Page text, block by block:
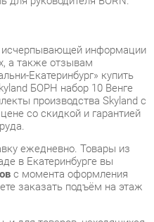
а также отзывам
Екатеринбург» купить
БОРН набор 10 Венге
производства Skyland с
со скидкой и гарантией
ежедневно. Товары из
в Екатеринбурге вы
с момента оформления
заказать подъём на этаж
для товаров, находящихся
индивидуально.
доставки вы можете